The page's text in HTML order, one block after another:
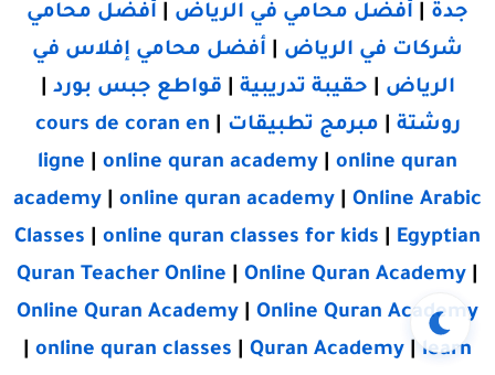
جدة
أفضل محامي في الرياض
أفضل محامي
شركات في الرياض
أفضل محامي إفلاس في
الرياض
حقيبة تدريبية قواطع جبس بورد
روشتة
مبرمج تطبيقات
cours de coran en
ligne
online quran academy
online quran
academy
online quran academy
Online Arabic
Classes
online quran classes for kids
Egyptian
Quran Teacher Online
Online Quran Academy
Online Quran Academy
Online Quran Academy
online quran classes Quran Academy learn